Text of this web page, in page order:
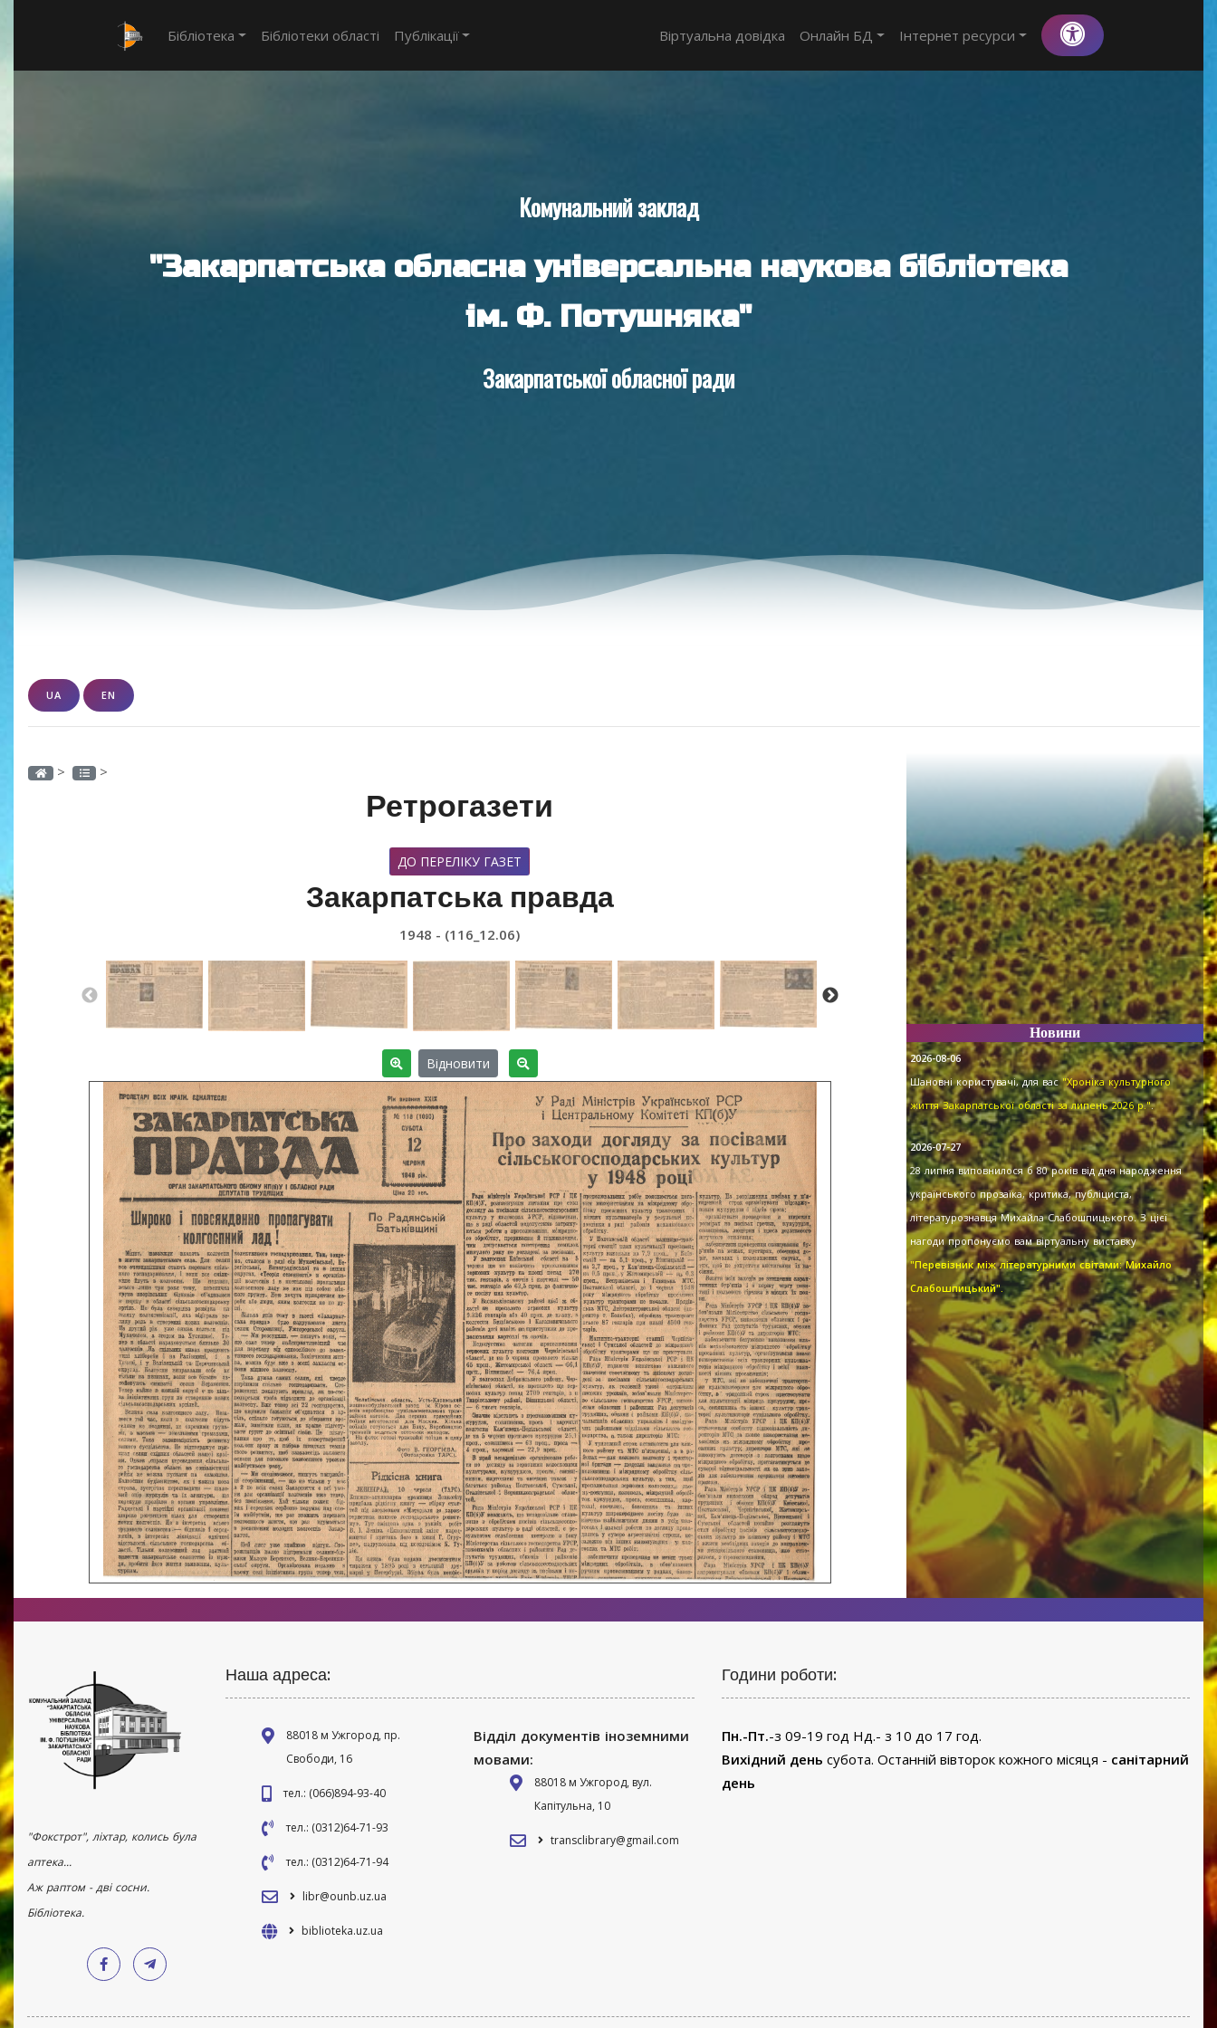
Бібліотека Бібліотеки області Публікації Віртуальна довідка Онлайн БД Інтернет ресурси
Комунальний заклад
"Закарпатська обласна універсальна наукова бібліотека
ім. Ф. Потушняка"
Закарпатської обласної ради
UA EN
> >
Ретрогазети
ДО ПЕРЕЛІКУ ГАЗЕТ
Закарпатська правда
1948 - (116_12.06)
Відновити
Новини
2026-08-06
Шановні користувачі, для вас"Хроніка культурного
життя Закарпатської області за липень 2026 р.".
2026-07-27
28 липня виповнилося б 80 років від дня народження
українського прозаїка, критика, публіциста,
літературознавця Михайла Слабошпицького. З цієї
нагоди пропонуємо вам віртуальну виставку
"Перевізник між літературними світами: Михайло
Слабошпицький".
"Фокстрот", ліхтар, колись була
аптека...
Аж раптом - дві сосни.
Бібліотека.
Наша адреса:
88018 м Ужгород, пр.
Свободи, 16
тел.: (066)894-93-40
тел.: (0312)64-71-93
тел.: (0312)64-71-94
libr@ounb.uz.ua
biblioteka.uz.ua
Відділ документів іноземними
мовами:
88018 м Ужгород, вул.
Капітульна, 10
transclibrary@gmail.com
Години роботи:
Пн.-Пт.-з 09-19 год Нд.- з 10 до 17 год.
Вихідний день субота. Останній вівторок кожного місяця - санітарний
день